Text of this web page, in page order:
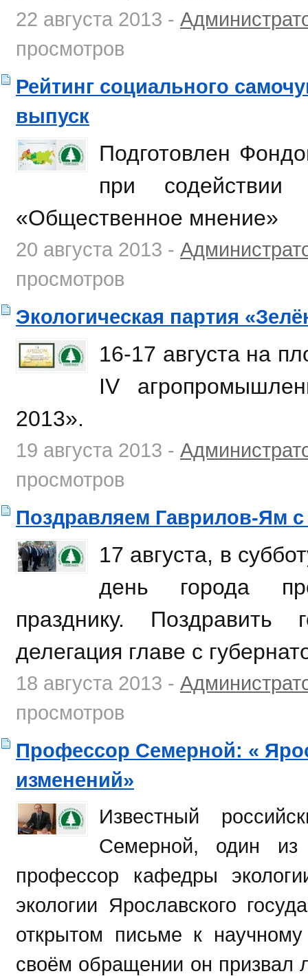
22 августа 2013 -
просмотров
Рейтинг социального
выпуск
Подготовлен
при
«Общественное мнение»
20 августа 2013 -
просмотров
Экологическая партия
16-17 августа на
IV
2013».
19 августа 2013 -
просмотров
Поздравляем Гаврилов-Ям с
17 августа, в
день города
празднику. Поздравить
делегация главе с
18 августа 2013 -
просмотров
Профессор Семерной: «
изменений»
Известный
Семерной, один из
профессор кафедры
экологии Ярославского
открытом письме к
своём обращении он призвал